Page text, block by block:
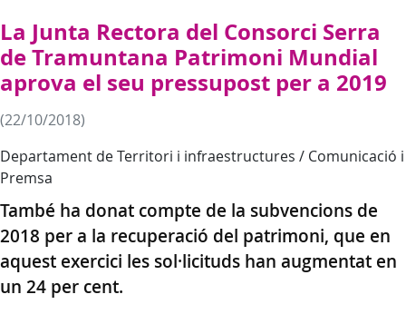
La Junta Rectora del Consorci Serra
de Tramuntana Patrimoni Mundial
aprova el seu pressupost per a 2019
(22/10/2018)
Departament de Territori i infraestructures / Comunicació i
Premsa
També ha donat compte de la subvencions de
2018 per a la recuperació del patrimoni, que en
aquest exercici les sol·licituds han augmentat en
un 24 per cent.